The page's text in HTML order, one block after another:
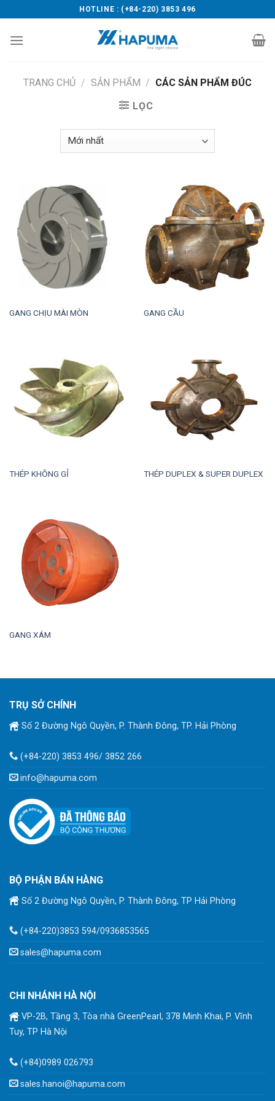
to
content
HOTLINE : (+84-220) 3853 496
TRANG CHỦ / SẢN PHẨM / CÁC SẢN PHẨM ĐÚC
LỌC
GANG CHỊU MÀI MÒN GANG CẦU
THÉP KHÔNG GỈ THÉP DUPLEX & SUPER DUPLEX
GANG XÁM
TRỤ SỞ CHÍNH
Số 2 Đường Ngô Quyền, P. Thành Đông, TP. Hải Phòng
(+84-220) 3853 496/ 3852 266
info@hapuma.com
BỘ PHẬN BÁN HÀNG
Số 2 Đường Ngô Quyền, P. Thành Đông, TP Hải Phòng
(+84-220)3853 594/0936853565
sales@hapuma.com
CHI NHÁNH HÀ NỘI
VP-2B, Tầng 3, Tòa nhà GreenPearl, 378 Minh Khai, P. Vĩnh
Tuy, TP Hà Nội
(+84)0989 026793
sales.hanoi@hapuma.com